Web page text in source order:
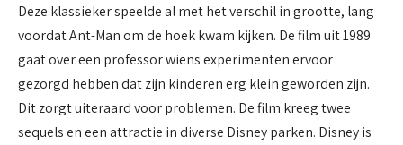
Deze klassieker speelde al met het verschil in grootte, lang
voordat Ant-Man om de hoek kwam kijken. De film uit 1989
gaat over een professor wiens experimenten ervoor
gezorgd hebben dat zijn kinderen erg klein geworden zijn.
Dit zorgt uiteraard voor problemen. De film kreeg twee
sequels en een attractie in diverse Disney parken. Disney is